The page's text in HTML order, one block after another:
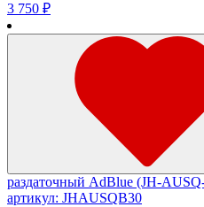
3 750 ₽
раздаточный AdBlue (JH-
артикул: JHAUSQB30